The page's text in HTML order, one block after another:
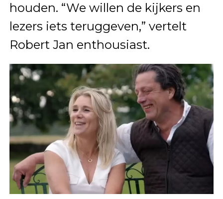
houden. “We willen de kijkers en
lezers iets teruggeven,” vertelt
Robert Jan enthousiast.